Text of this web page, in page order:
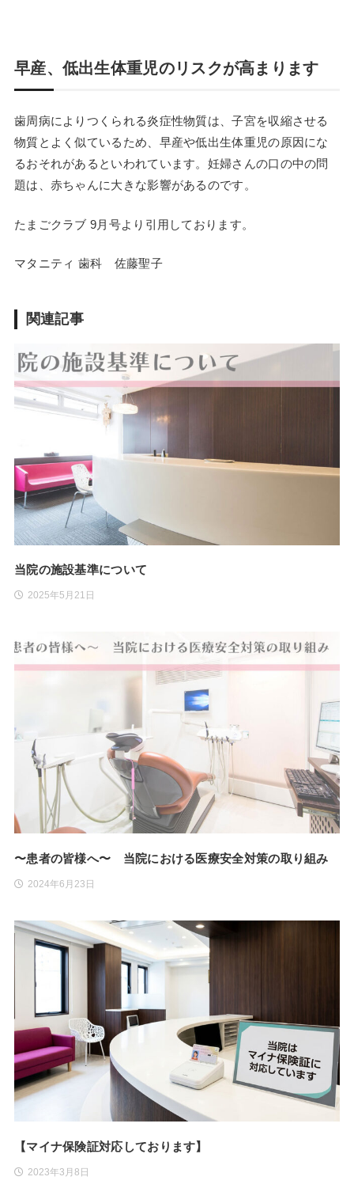
早産、低出生体重児のリスクが高まります
歯周病によりつくられる炎症性物質は、子宮を収縮させる
物質とよく似ているため、早産や低出生体重児の原因にな
るおそれがあるといわれています。妊婦さんの口の中の問
題は、赤ちゃんに大きな影響があるのです。
たまごクラブ 9月号より引用しております。
マタニティ 歯科 佐藤聖子
関連記事
当院の施設基準について
2025年5月21日
〜患者の皆様へ〜 当院における医療安全対策の取り組み
2024年6月23日
【マイナ保険証対応しております】
2023年3月8日